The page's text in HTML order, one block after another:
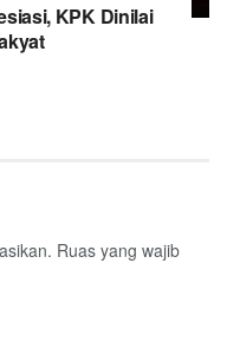
KPK Dinilai
Ruas yang wajib